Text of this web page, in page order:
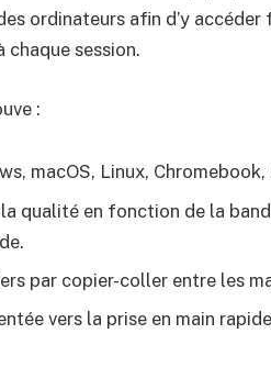
ordinateurs afin d’y accéder
chaque session.
:
macOS, Linux,
qualité en fonction de la
par copier-coller entre les
vers la prise en main